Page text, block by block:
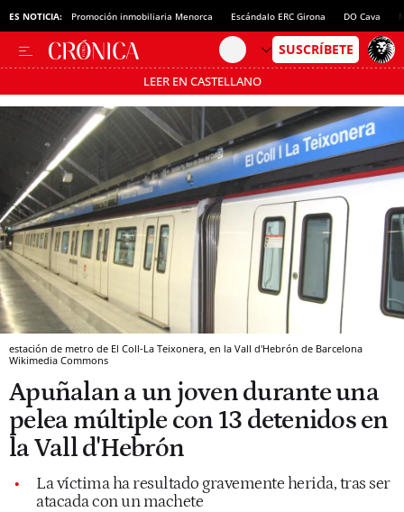
ES NOTICIA: Promoción inmobiliaria Menorca Escándalo ERC Girona DO Cava
LEER EN CASTELLANO
Pásate al MODO AHORRO
estación de metro de El Coll-La Teixonera, en la Vall d'Hebrón de Barcelona
Wikimedia Commons
Apuñalan a un joven durante una
pelea múltiple con 13 detenidos en
la Vall d'Hebrón
La víctima ha resultado gravemente herida, tras ser
atacada con un machete